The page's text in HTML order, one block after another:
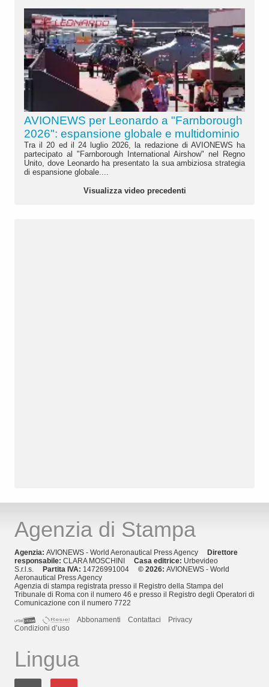
AVIONEWS per Leonardo a "Farnborough
2026": espansione globale e multidominio
Tra il 20 ed il 24 luglio 2026, la redazione di AVIONEWS ha
partecipato al "Farnborough International Airshow" nel Regno
Unito, dove Leonardo ha presentato la sua ambiziosa strategia
di espansione globale....
Visualizza video precedenti
Agenzia di Stampa
Agenzia: AVIONEWS - World Aeronautical Press Agency
Direttore
responsabile: CLARA MOSCHINI Casa editrice: Urbevideo
S.r.l.s.
Partita IVA: 14726991004 © 2026: AVIONEWS - World
Aeronautical Press Agency
Agenzia di stampa registrata presso il Registro della Stampa del
Tribunale di Roma con il numero 46 e presso il Registro degli Operatori di
Comunicazione con il numero 7722
Abbonamenti
Contattaci
Privacy
Condizioni d’uso
Lingua